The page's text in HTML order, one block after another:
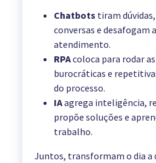
Chatbots tiram
conversas e desafogam
atendimento.
RPAcoloca para rodar
burocráticas e
do processo.
IAagrega inteligência,
propõe soluções e
trabalho.
Juntos, transformam o dia a